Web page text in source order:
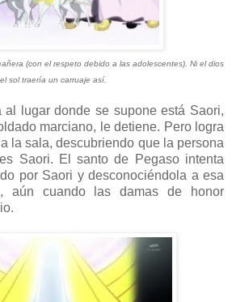
(con el respeto debido a las adolescentes). Ni el dios
sol traería un carruaje así.
lugar donde se supone está Saori,
marciano, le detiene. Pero logra
la sala, descubriendo que la persona
Saori. El santo de Pegaso intenta
por Saori y desconociéndola a esa
aún cuando las damas de honor